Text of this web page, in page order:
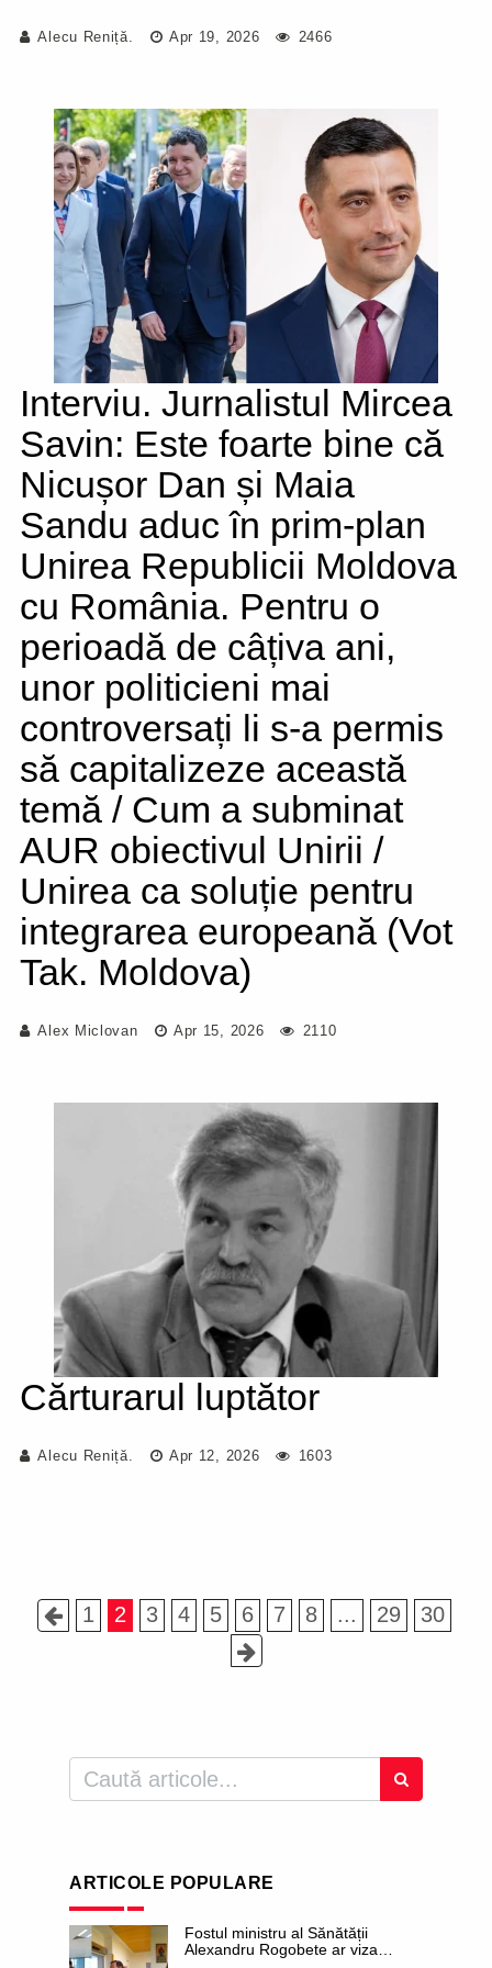
Alecu Reniță. Apr 19, 2026 2466
Interviu. Jurnalistul Mircea
Savin: Este foarte bine că
Nicușor Dan și Maia
Sandu aduc în prim-plan
Unirea Republicii Moldova
cu România. Pentru o
perioadă de câțiva ani,
unor politicieni mai
controversați li s-a permis
să capitalizeze această
temă / Cum a subminat
AUR obiectivul Unirii /
Unirea ca soluție pentru
integrarea europeană (Vot
Tak. Moldova)
Alex Miclovan Apr 15, 2026 2110
Cărturarul luptător
Alecu Reniță. Apr 12, 2026 1603
1 2 3 4 5 6 7 8 ... 29 30
ARTICOLE POPULARE
Fostul ministru al Sănătății
Alexandru Rogobete ar viza